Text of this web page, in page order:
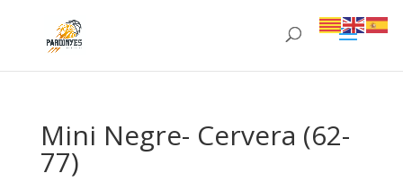
Mini Negre- Cervera (62-
77)